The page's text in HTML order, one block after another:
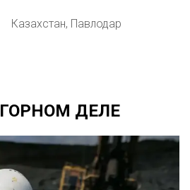
Казахстан, Павлодар
ГОРНОМ ДЕЛЕ